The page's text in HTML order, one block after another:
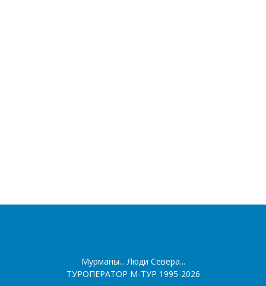
Мурманы... Люди Севера...
ТУРОПЕРАТОР М-ТУР 1995-2026